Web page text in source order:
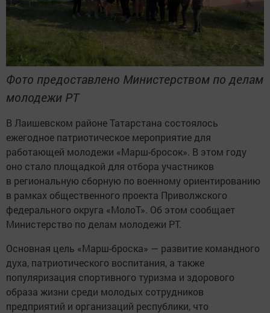
Фото предоставлено Министерством по делам
молодежи РТ
В Лаишевском районе Татарстана состоялось
ежегодное патриотическое мероприятие для
работающей молодежи «Марш-бросок». В этом году
оно стало площадкой для отбора участников
в региональную сборную по военному ориентированию
в рамках общественного проекта Приволжского
федерального округа «МолоТ». Об этом сообщает
Министерство по делам молодежи РТ.
Основная цель «Марш-броска» — развитие командного
духа, патриотического воспитания, а также
популяризация спортивного туризма и здорового
образа жизни среди молодых сотрудников
предприятий и организаций республики, что